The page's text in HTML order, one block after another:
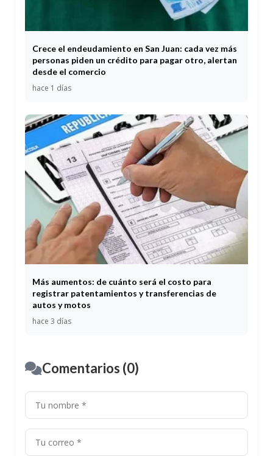
Crece el endeudamiento en San Juan: cada vez más
personas piden un crédito para pagar otro, alertan
desde el comercio
hace 1 días
Más aumentos: de cuánto será el costo para
registrar patentamientos y transferencias de
autos y motos
hace 3 días
Comentarios (0)